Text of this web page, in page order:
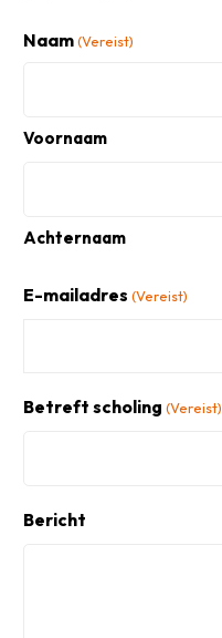
Naam (Vereist)
Voornaam
Achternaam
E-mailadres (Vereist)
Betreft scholing (Vereist)
Bericht